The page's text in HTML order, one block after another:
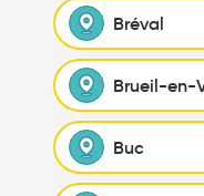
Bréval
Brueil-en-
Buc